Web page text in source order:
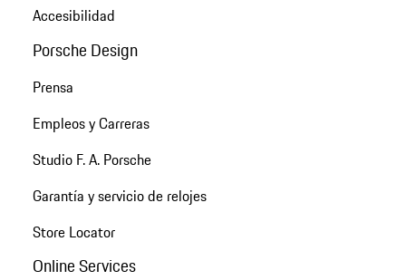
Accesibilidad
Porsche Design
Prensa
Empleos y Carreras
Studio F. A. Porsche
Garantía y servicio de relojes
Store Locator
Online Services